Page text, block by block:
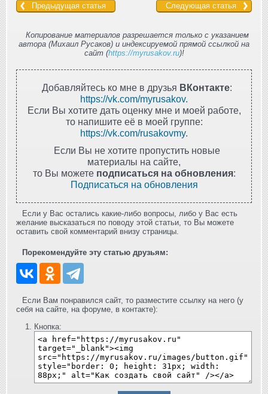
Предыдущая статья Следующая статья
Копирование материалов разрешается только с указанием
автора (Михаил Русаков) и индексируемой прямой ссылкой на
сайт (https://myrusakov.ru)!
Добавляйтесь ко мне в друзья ВКонтакте:
https://vk.com/myrusakov.
Если Вы хотите дать оценку мне и моей работе,
то напишите её в моей группе:
https://vk.com/rusakovmy.
Если Вы не хотите пропустить новые
материалы на сайте,
то Вы можете подписаться на обновления:
Подписаться на обновления
Если у Вас остались какие-либо вопросы, либо у Вас есть
желание высказаться по поводу этой статьи, то Вы можете
оставить свой комментарий внизу страницы.
Порекомендуйте эту статью друзьям:
Если Вам понравился сайт, то разместите ссылку на него (у
себя на сайте, на форуме, в контакте):
Кнопка: